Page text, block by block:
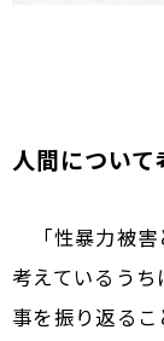
人間について
「性暴力被害
考えているう
事を振り返るこ